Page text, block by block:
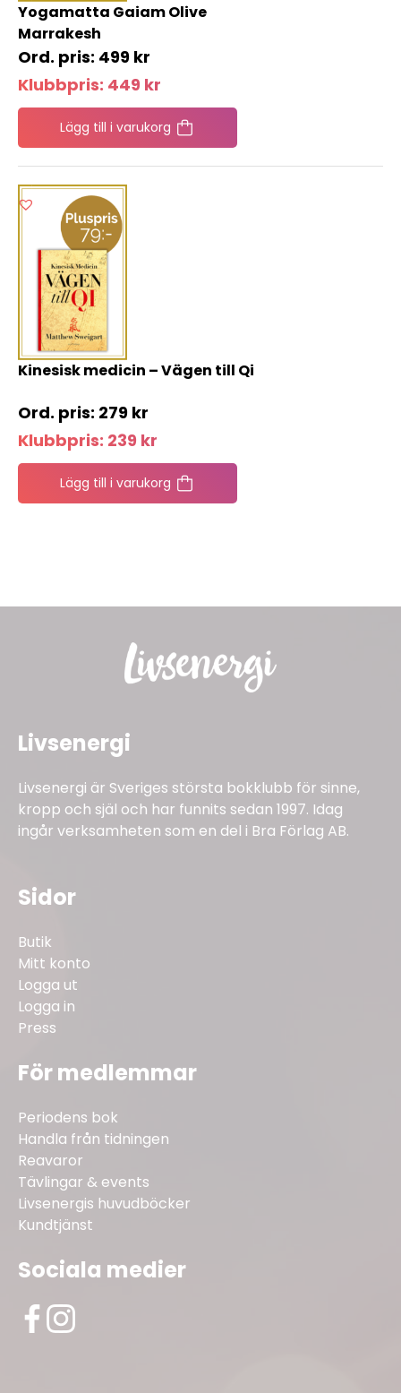
Yogamatta Gaiam Olive
Marrakesh
499 kr
Klubbpris: 449 kr
Lägg till i varukorg
Kinesisk medicin – Vägen till Qi
279 kr
Klubbpris: 239 kr
Lägg till i varukorg
Livsenergi
Livsenergi är Sveriges största bokklubb för sinne,
kropp och själ och har funnits sedan 1997. Idag
ingår verksamheten som en del i Bra Förlag AB.
Sidor
Butik
Mitt konto
Logga ut
Logga in
Press
För medlemmar
Periodens bok
Handla från tidningen
Reavaror
Tävlingar & events
Livsenergis huvudböcker
Kundtjänst
Sociala medier